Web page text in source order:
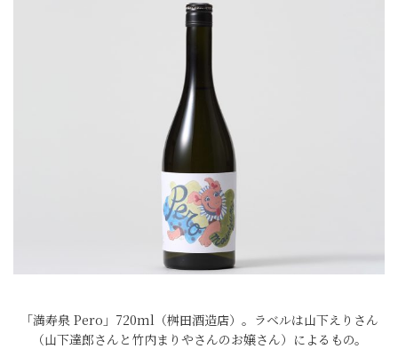
「満寿泉 Pero」720ml（桝田酒造店）。ラベルは山下えりさん
（山下達郎さんと竹内まりやさんのお嬢さん）によるもの。